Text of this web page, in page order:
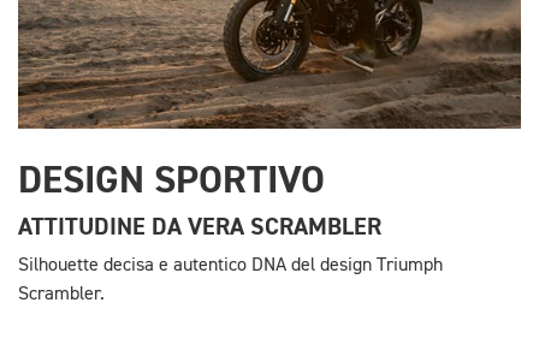
DESIGN SPORTIVO
ATTITUDINE DA VERA SCRAMBLER
Silhouette decisa e autentico DNA del design Triumph
Scrambler.